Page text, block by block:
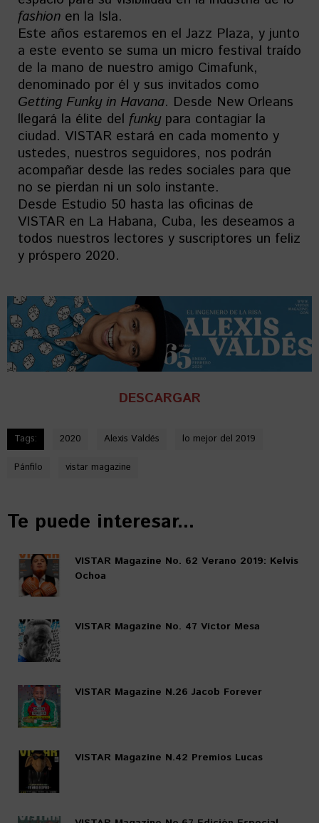
fashion en la Isla.
Este años estaremos en el Jazz Plaza, y junto
a este evento se suma un micro festival traído
de la mano de nuestro amigo Cimafunk,
denominado por él y sus invitados como
Getting Funky in Havana. Desde New Orleans
llegará la élite del funkypara contagiar la
ciudad. VISTAR estará en cada momento y
ustedes, nuestros seguidores, nos podrán
acompañar desde las redes sociales para que
no se pierdan ni un solo instante.
Desde Estudio 50 hasta las oficinas de
VISTAR en La Habana, Cuba, les deseamos a
todos nuestros lectores y suscriptores un feliz
y próspero 2020.
DESCARGAR
Tags: 2020 Alexis Valdés lo mejor del 2019
Pánfilo vistar magazine
Te puede interesar...
VISTAR Magazine No. 62 Verano 2019: Kelvis
Ochoa
VISTAR Magazine No. 47 Víctor Mesa
VISTAR Magazine N.26 Jacob Forever
VISTAR Magazine N.42 Premios Lucas